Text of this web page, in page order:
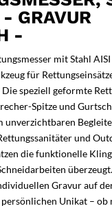
GRAVUR
-
mit Stahl
für
speziell geformte
Spitze und
unverzichtbaren
und
die funktionelle
Gravur auf
persönlichen Unikat – ob